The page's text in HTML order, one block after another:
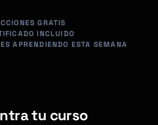
GRATIS
INCLUIDO
APRENDIENDO ESTA SEMANA
tu curso